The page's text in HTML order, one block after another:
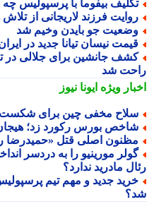
بیفوما با پرسپولیس چه
فرزند لاریجانی از تلاش
جو بایدن وخیم شد
نیسان تیانا جدید در ایران مرداد
جانشین برای جلالی در تیم
شد
ویژهایونا نیوز
مخفی چین برای شکست
بورس رکورد زد؛ هیجان
اصلی قتل «حمیدرضا
مورینیو را به دردسر
مادرید ندارد؟